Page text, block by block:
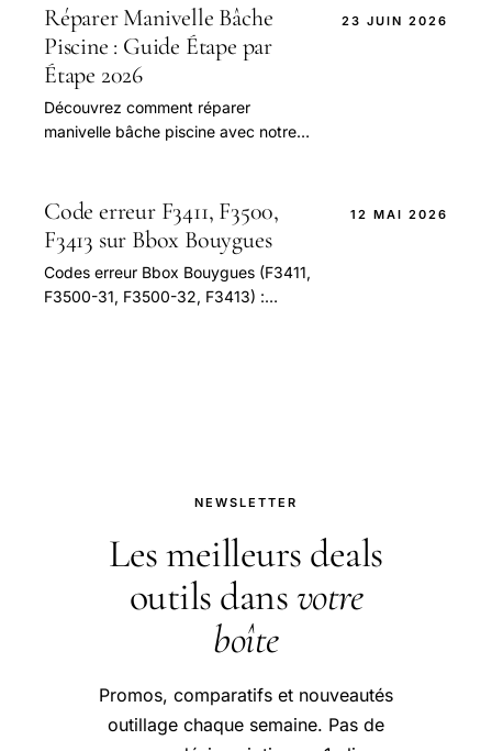
professionnel. Guide pratique.
Réparer Manivelle Bâche
Piscine : Guide Étape par
Étape 2026
Découvrez comment réparer
manivelle bâche piscine avec notre
Comparez les prix et les modèles
d'enrouleurs bache piscine
23 JUIN 2026
Code erreur F3411, F3500,
F3413 sur Bbox Bouygues
Codes erreur Bbox Bouygues (F3411,
F3500-31, F3500-32, F3413) :
12 MAI 2026
NEWSLETTER
Les meilleurs deals
outils dansvotre
boîte
Promos, comparatifs et nouveautés
outillage chaque semaine. Pas de